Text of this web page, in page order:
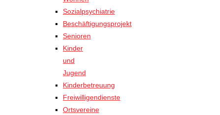
Sozialpsychiatrie
Beschäftigungsprojekt
Senioren
Kinder
und
Jugend
Kinderbetreuung
Freiwilligendienste
Ortsvereine